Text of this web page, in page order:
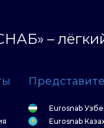
–
Eurosnab
Eurosnab